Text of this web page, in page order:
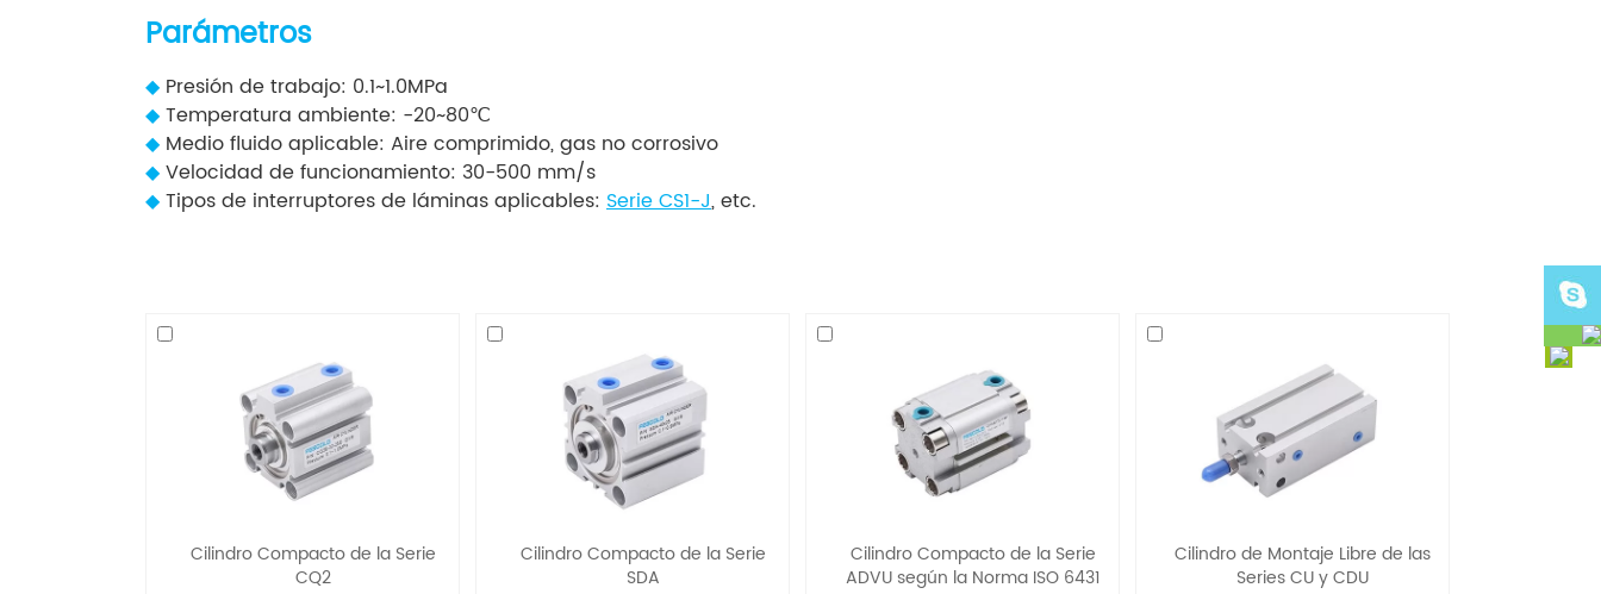
Parámetros
◆ Presión de trabajo: 0.1~1.0MPa
◆ Temperatura ambiente: -20~80℃
◆ Medio fluido aplicable: Aire comprimido, gas no corrosivo
◆ Velocidad de funcionamiento: 30-500 mm/s
◆ Tipos de interruptores de láminas aplicables: Serie CS1-J , etc.
Cilindro Compacto de la Serie
CQ2
Cilindro Compacto de la Serie
SDA
Cilindro Compacto de la Serie
ADVU según la Norma ISO 6431
Cilindro de Montaje Libre de las
Series CU y CDU